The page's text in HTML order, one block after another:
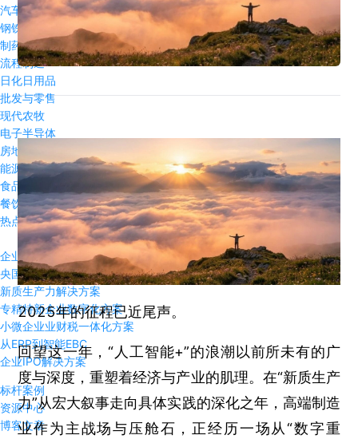
汽车及零部件
钢铁冶金
制药行业
流程制造
日化日用品
批发与零售
现代农牧
电子半导体
房地产行业
能源与资源
食品饮料
餐饮行业
热点方案
企业出海数字化方案
央国企数字化解决方案
新质生产力解决方案
专精特新企业数字化方案
小微企业业财税一体化方案
从ERP到智能EBC
企业IPO解决方案
标杆案例
资源中心
博客文章
2025年的征程已近尾声。
回望这一年，“人工智能+”的浪潮以前所未有的广
度与深度，重塑着经济与产业的肌理。在“新质生产
力”从宏大叙事走向具体实践的深化之年，高端制造
业作为主战场与压舱石，正经历一场从“数字重